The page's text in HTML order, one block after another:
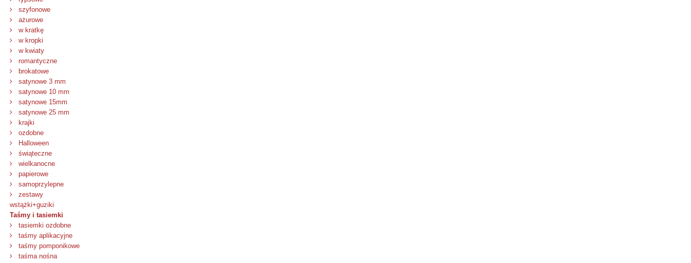
szyfonowe
ażurowe
w kratkę
w kropki
w kwiaty
romantyczne
brokatowe
satynowe 3 mm
satynowe 10 mm
satynowe 15mm
satynowe 25 mm
krajki
ozdobne
Halloween
świąteczne
wielkanocne
papierowe
samoprzylepne
zestawy
wstążki+guziki
Taśmy i tasiemki
tasiemki ozdobne
taśmy aplikacyjne
taśmy pomponikowe
taśma nośna